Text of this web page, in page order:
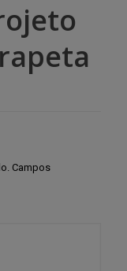
Campos